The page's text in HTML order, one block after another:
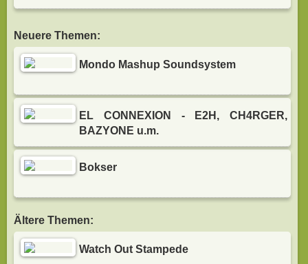
Neuere Themen:
Mondo Mashup Soundsystem
EL CONNEXION - E2H, CH4RGER,
BAZYONE u.m.
Bokser
Ältere Themen:
Watch Out Stampede